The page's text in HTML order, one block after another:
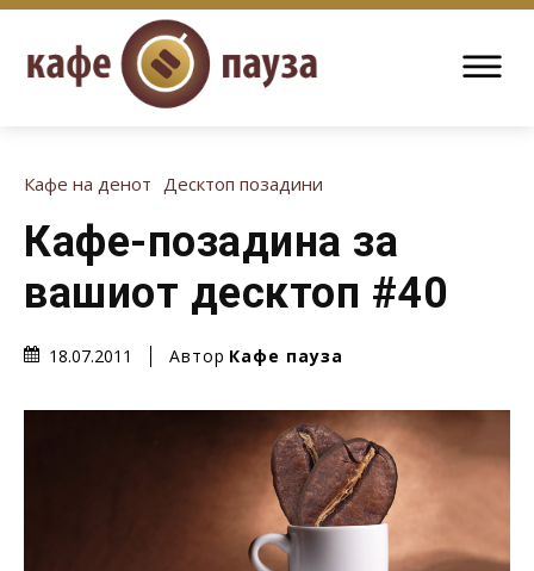
Кафе на денот Десктоп позадини
Кафе-позадина за
вашиот десктоп #40
18.07.2011 Автор Кафе пауза